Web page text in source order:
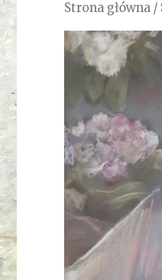
Strona główna /